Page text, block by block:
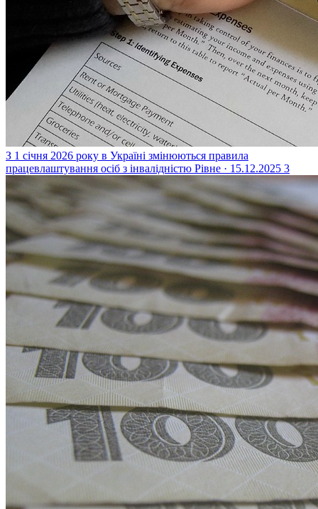
З 1 січня 2026 року в Україні змінюються правила
працевлаштування осіб з інвалідністю Рівне · 15.12.2025 3